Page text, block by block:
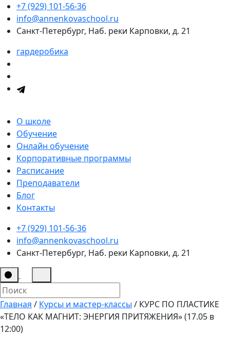
+7 (929) 101-56-36
info@annenkovaschool.ru
Санкт-Петербург, Наб. реки Карповки, д. 21
гардеробика
О школе
Обучение
Онлайн обучение
Корпоративные программы
Расписание
Преподаватели
Блог
Контакты
+7 (929) 101-56-36
info@annenkovaschool.ru
Санкт-Петербург, Наб. реки Карповки, д. 21
Главная / Курсы и мастер-классы / КУРС ПО ПЛАСТИКЕ
«ТЕЛО КАК МАГНИТ: ЭНЕРГИЯ ПРИТЯЖЕНИЯ» (17.05 в
12:00)